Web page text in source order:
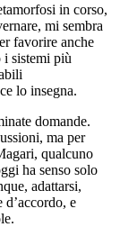
in corso,
mi sembra
favorire anche
i sistemi più
lo insegna.
domande.
ma per
qualcuno
ha senso solo
adattarsi,
d’accordo, e